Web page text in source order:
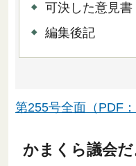
可決した意見書
編集後記
第255号全面（PDF：
かまくら議会